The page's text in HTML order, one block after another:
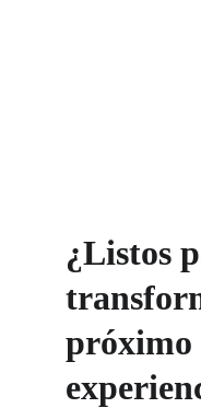
¿Listos
próximo